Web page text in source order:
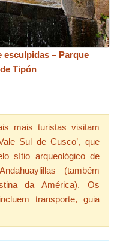
esculpidas – Parque
Tipón
mais turistas visitam
Sul de Cusco’, que
sítio arqueológico de
(também
da América). Os
transporte, guia